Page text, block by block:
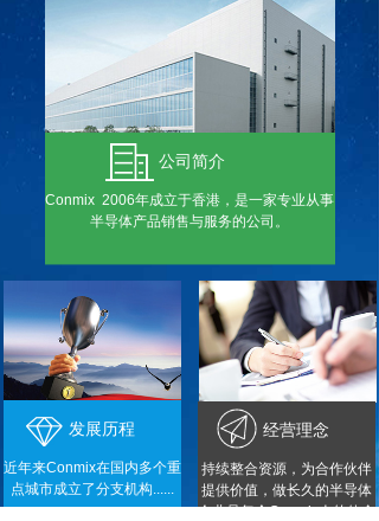
公司简介
Conmix 2006年成立于香港，是一家专业从事
半导体产品销售与服务的公司。
发展历程
近年来Conmix在国内多个重
点城市成立了分支机构......
经营理念
持续整合资源，为合作伙伴
提供价值，做长久的半导体
企业是每个Conmix人的使命